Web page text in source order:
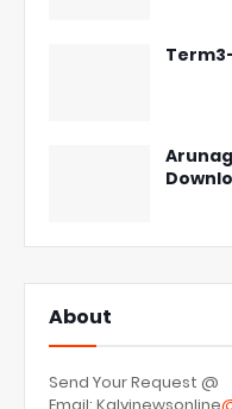
About
Send Your Request @